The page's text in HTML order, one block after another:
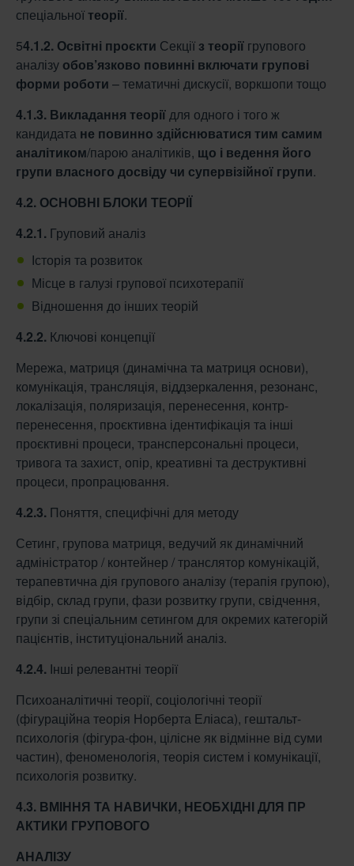
спеціальноїтеорії.
54.1.2. Освітні проєкти Секції з теорії групового
аналізу обов’язково повинні включати групові
форми роботи – тематичні дискусії, воркшопи тощо
4.1.3. Викладання теоріїдля одного і того ж
кандидата не повинно здійснюватися тим самим
аналітиком/парою аналітиків, що і ведення його
групи власного досвіду чи супервізійної групи.
4.2. ОСНОВНІ БЛОКИ ТЕОРІЇ
4.2.1. Груповий аналіз
Історія та розвиток
Місце в галузі групової психотерапії
Відношення до інших теорій
4.2.2. Ключові концепції
Мережа, матриця (динамічна та матриця основи),
комунікація, трансляція, віддзеркалення, резонанс,
локалізація, поляризація, перенесення, контр-
перенесення, проєктивна ідентифікація та інші
проєктивні процеси, трансперсональні процеси,
тривога та захист, опір, креативні та деструктивні
процеси, пропрацювання.
4.2.3. Поняття, специфічні для методу
Сетинг, групова матриця, ведучий як динамічний
адміністратор / контейнер / транслятор комунікацій,
терапевтична дія групового аналізу (терапія групою),
відбір, склад групи, фази розвитку групи, свідчення,
групи зі спеціальним сетингом для окремих категорій
пацієнтів, інституціональний аналіз.
4.2.4. Інші релевантні теорії
Психоаналітичні теорії, соціологічні теорії
(фігураційна теорія Норберта Еліаса), гештальт-
психологія (фігура-фон, цілісне як відмінне від суми
частин), феноменологія, теорія систем і комунікації,
психологія розвитку.
4.3. ВМІННЯ ТА НАВИЧКИ, НЕОБХІДНІ ДЛЯ ПР
АКТИКИ ГРУПОВОГО
АНАЛІЗУ